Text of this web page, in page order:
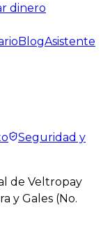
dinero
BlogAsistente
Seguridad y
de Veltropay
y Gales (No.